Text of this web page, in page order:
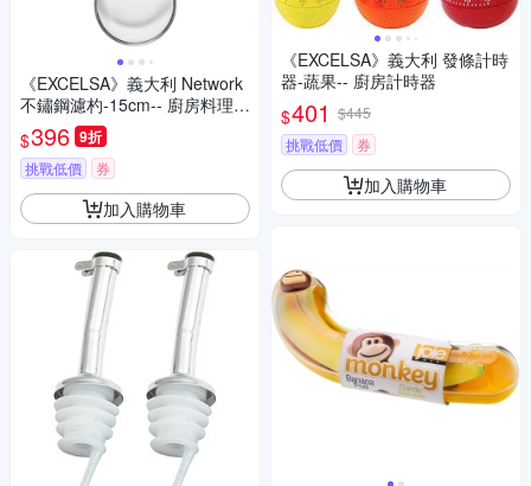
《EXCELSA》義大利 Network
不鏽鋼濾杓-15cm-- 廚房料理濾
網 濾網勺 濾網杓
$396 9折
挑戰低價 券
加入購物車
《EXCELSA》義大利 發條計時
器-蔬果-- 廚房計時器
$401 $445
挑戰低價
券
加入購物車